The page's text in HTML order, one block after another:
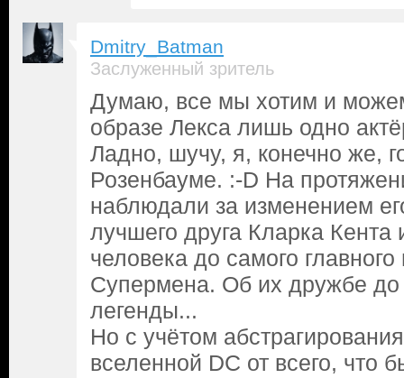
Dmitry_Batman
Заслуженный зритель
Думаю, все мы хотим и
образе Лекса лишь одно
Ладно, шучу, я, конечно же,
Розенбауме. :-D На
наблюдали за изменением
лучшего друга Кларка Кента
человека до самого главного
Супермена. Об их дружбе до
легенды...
Но с учётом
вселенной DC от всего, что